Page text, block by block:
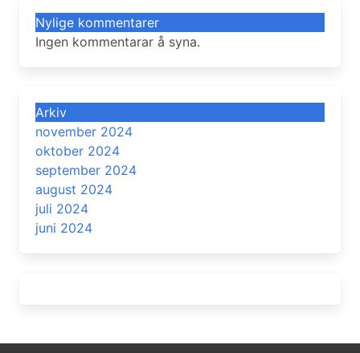
Nylige kommentarer
Ingen kommentarar å syna.
Arkiv
november 2024
oktober 2024
september 2024
august 2024
juli 2024
juni 2024